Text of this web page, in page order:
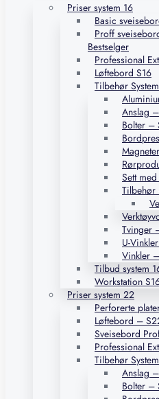
Priser system 16
Basic
Proff
Bestselger
Professional
Løftebord S16
Tilbehør
Anslag
Bolter –
Sett
Tilbehør
Tvinger
U-
Vinkler
Tilbud system
Workstation
Priser system 22
Perforerte
Løftebord –
Sveisebord
Professional
Tilbehør
Anslag
Bolter –